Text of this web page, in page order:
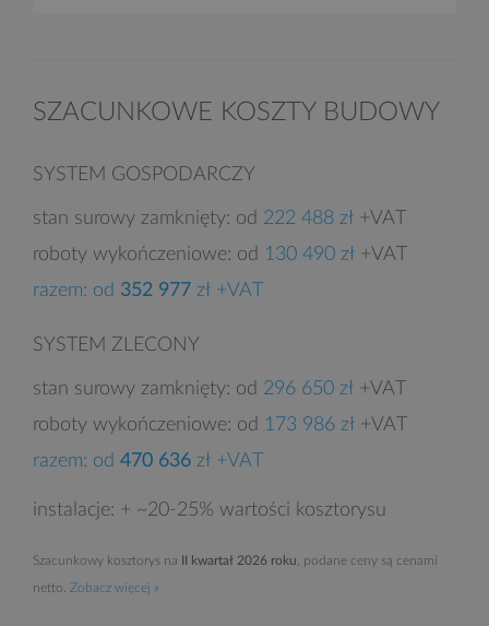
SZACUNKOWE KOSZTY BUDOWY
SYSTEM GOSPODARCZY
stan surowy zamknięty: od 222 488 zł +VAT
roboty wykończeniowe: od 130 490 zł +VAT
razem: od 352 977 zł +VAT
SYSTEM ZLECONY
stan surowy zamknięty: od 296 650 zł +VAT
roboty wykończeniowe: od 173 986 zł +VAT
razem: od 470 636 zł +VAT
instalacje: + ~20-25% wartości kosztorysu
Szacunkowy kosztorys na II kwartał 2026 roku, podane ceny są cenami
netto. Zobacz więcej »